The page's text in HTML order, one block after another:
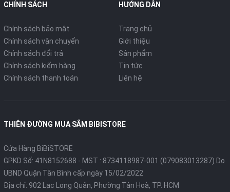
CHÍNH SÁCH
Chính sách bảo mật
Chính sách vận chuyển
Chính sách đổi trả
Chính sách kiểm hàng
Chính sách thanh toán
HƯỚNG DẪN
Trang chủ
Giới thiệu
Sản phẩm
Tin tức
Liên hệ
THIÊN ĐƯỜNG MUA SẮM BIBISTORE
Cửa Hàng BiBiSTORE
GPKD Số: 41N8152688 - MST : 8734118987-001 (079083013287) Do
UBND Quận Tân Bình cấp ngày 15/02/2022
Địa chỉ: 902 Lạc Long Quân, Phường Tân Hoà, TP. HCM